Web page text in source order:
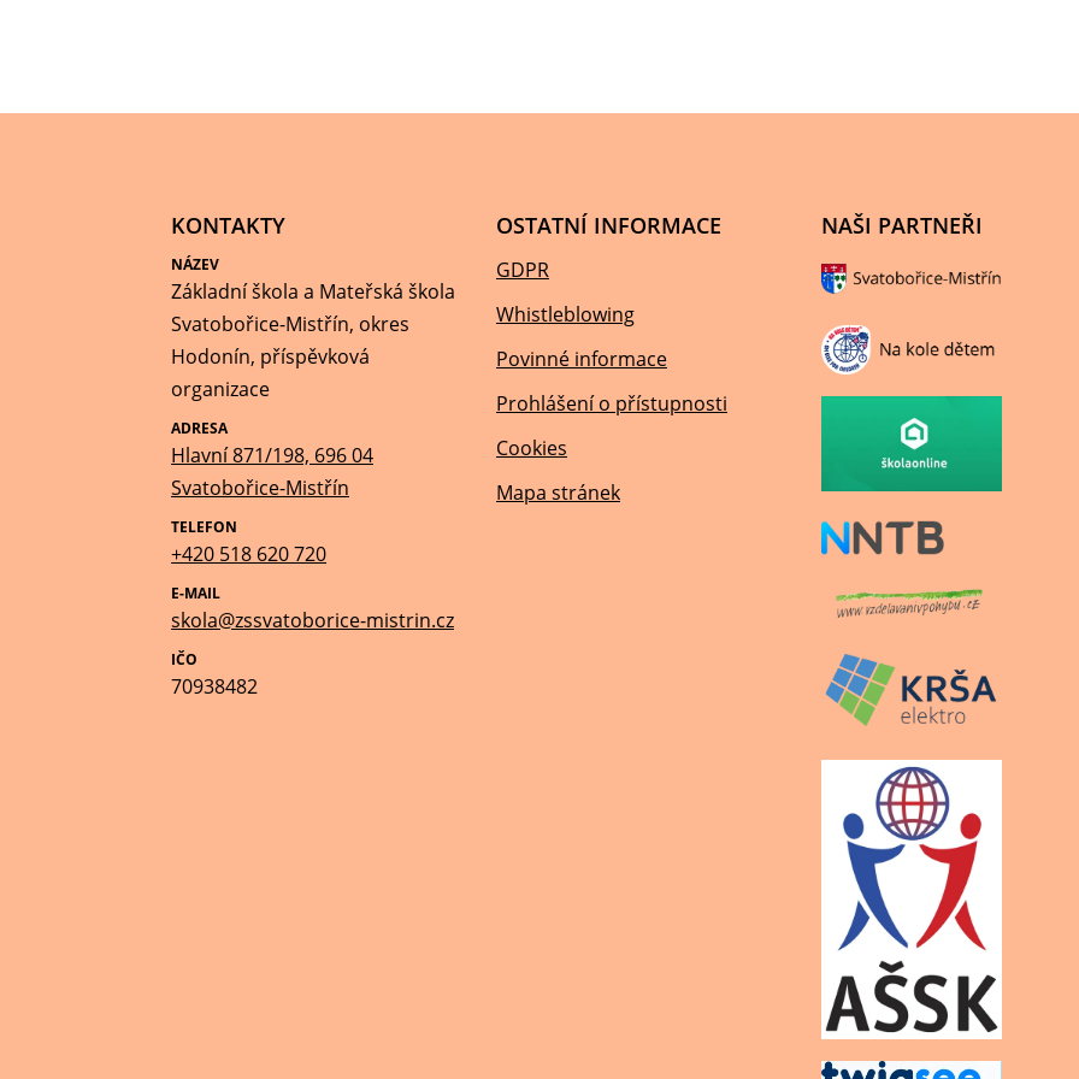
KONTAKTY
NÁZEV
Základní škola a Mateřská škola
Svatobořice-Mistřín, okres
Hodonín, příspěvková
organizace
ADRESA
Hlavní 871/198, 696 04
Svatobořice-Mistřín
TELEFON
+420 518 620 720
E-MAIL
skola@zssvatoborice-mistrin.cz
IČO
70938482
OSTATNÍ INFORMACE
GDPR
Whistleblowing
Povinné informace
Prohlášení o přístupnosti
Cookies
Mapa stránek
NAŠI PARTNEŘI